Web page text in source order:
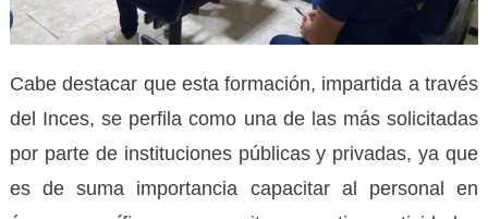
Cabe destacar que esta formación, impartida a través
del Inces, se perfila como una de las más solicitadas
por parte de instituciones públicas y privadas, ya que
es de suma importancia capacitar al personal en